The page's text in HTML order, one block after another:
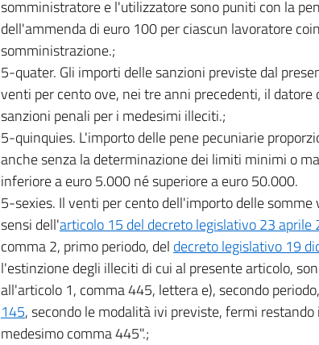
somministratore e l'utilizzatore sono puniti con la
dell'ammenda di euro 100 per ciascun lavoratore
somministrazione.;
5-quater. Gli importi delle sanzioni previste dal
venti per cento ove, nei tre anni precedenti, il
sanzioni penali per i medesimi illeciti.;
5-quinquies. L'importo delle pene pecuniarie
anche senza la determinazione dei limiti minimi o
inferiore a euro 5.000 né superiore a euro 50.000.
5-sexies. Il venti per cento dell'importo delle
sensi dell'articolo 15 del decreto legislativo 23 aprile
comma 2, primo periodo, del decreto legislativo 19
l'estinzione degli illeciti di cui al presente articolo,
all'articolo 1, comma 445, lettera e), secondo
145, secondo le modalità ivi previste, fermi
medesimo comma 445".;